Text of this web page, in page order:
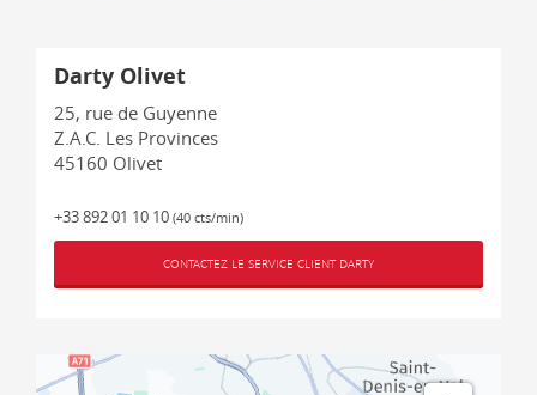
Darty Olivet
25, rue de Guyenne
Z.A.C. Les Provinces
45160 Olivet
+33 892 01 10 10 (40 cts/min)
CONTACTEZ LE SERVICE CLIENT DARTY